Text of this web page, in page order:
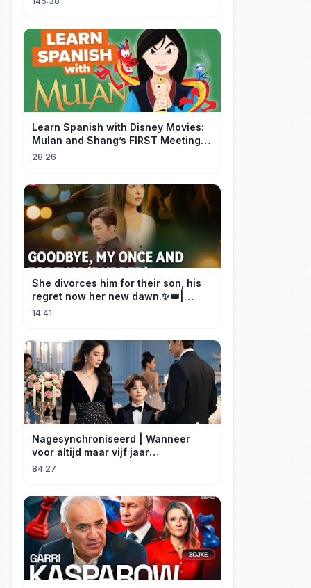
Learn Spanish with Disney Movies:
Mulan and Shang’s FIRST Meeting
(Mushu SCREWS UP!)
28:26
She divorces him for their son, his
regret now her new dawn.✨👑|
DramaBox
14:41
Nagesynchroniseerd | Wanneer
voor altijd maar vijf jaar
betekent#dramabox
84:27